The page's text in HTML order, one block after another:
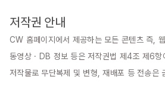
저작권 안내
CW 홈페이지에서 제공하는 모든 콘텐츠 즉,
동영상 · DB 정보 등은 저작권법 제4조 제6항
저작물로 무단복제 및 변형, 재배포 등 전송은